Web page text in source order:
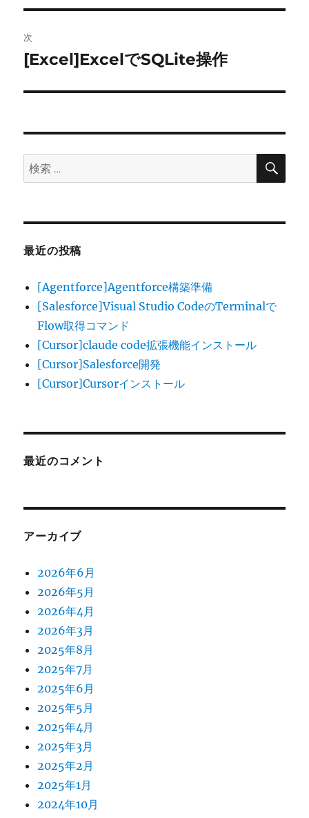
ビ
ゲ
ー
ン
投
稿:
次
次
投
[Excel]ExcelでSQLite操作
検
索:
検
最近の投稿
[Agentforce]Agentforce構築準備
[Salesforce]Visual Studio CodeのTerminalで
Flow取得コマンド
[Cursor]claude code拡張機能インストール
[Cursor]Salesforce開発
[Cursor]Cursorインストール
最近のコメント
アーカイブ
2026年6月
2026年5月
2026年4月
2026年3月
2025年8月
2025年7月
2025年6月
2025年5月
2025年4月
2025年3月
2025年2月
2025年1月
2024年10月